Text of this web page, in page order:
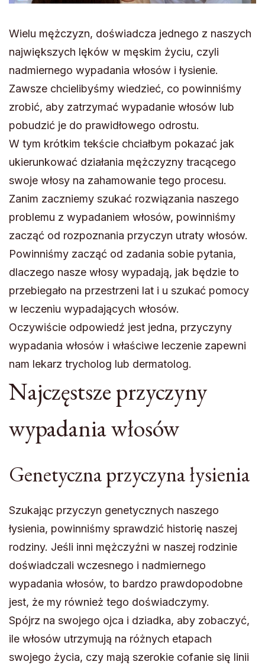
Wielu mężczyzn, doświadcza jednego z naszych
największych lęków w męskim życiu, czyli
nadmiernego wypadania włosów i łysienie.
Zawsze chcielibyśmy wiedzieć, co powinniśmy
zrobić, aby zatrzymać wypadanie włosów lub
pobudzić je do prawidłowego odrostu.
W tym krótkim tekście chciałbym pokazać jak
ukierunkować działania mężczyzny tracącego
swoje włosy na zahamowanie tego procesu.
Zanim zaczniemy szukać rozwiązania naszego
problemu z wypadaniem włosów, powinniśmy
zacząć od rozpoznania przyczyn utraty włosów.
Powinniśmy zacząć od zadania sobie pytania,
dlaczego nasze włosy wypadają, jak będzie to
przebiegało na przestrzeni lat i u szukać pomocy
w leczeniu wypadających włosów.
Oczywiście odpowiedź jest jedna, przyczyny
wypadania włosów i właściwe leczenie zapewni
nam lekarz trycholog lub dermatolog.
Najczęstsze przyczyny
wypadania włosów
Genetyczna przyczyna łysienia
Szukając przyczyn genetycznych naszego
łysienia, powinniśmy sprawdzić historię naszej
rodziny. Jeśli inni mężczyźni w naszej rodzinie
doświadczali wczesnego i nadmiernego
wypadania włosów, to bardzo prawdopodobne
jest, że my również tego doświadczymy.
Spójrz na swojego ojca i dziadka, aby zobaczyć,
ile włosów utrzymują na różnych etapach
swojego życia, czy mają szerokie cofanie się linii